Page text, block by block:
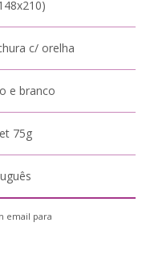
c/ orelha
e branco
75g
email para